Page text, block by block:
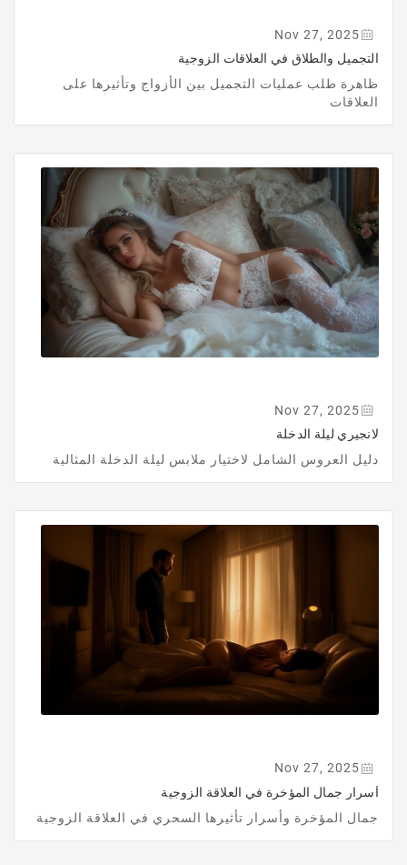
Nov 27, 2025
التجميل والطلاق في العلاقات الزوجية
ظاهرة طلب عمليات التجميل بين الأزواج وتأثيرها على
العلاقات
Nov 27, 2025
لانجيري ليلة الدخلة
دليل العروس الشامل لاختيار ملابس ليلة الدخلة المثالية
Nov 27, 2025
أسرار جمال المؤخرة في العلاقة الزوجية
جمال المؤخرة وأسرار تأثيرها السحري في العلاقة الزوجية